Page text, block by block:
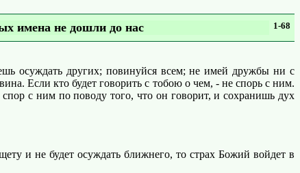
имена не дошли до нас 1-68
осуждать других; повинуйся всем; не имей дружбы ни с
Если кто будет говорить с тобою о чем, - не спорь с ним.
с ним по поводу того, что он говорит, и сохранишь дух
и не будет осуждать ближнего, то страх Божий войдет в